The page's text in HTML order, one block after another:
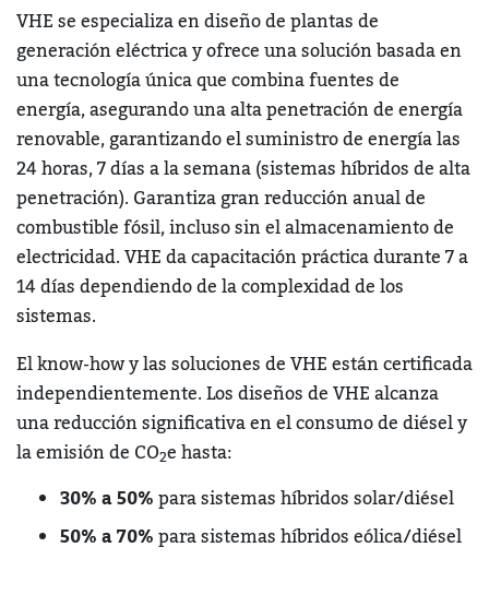
VHE se especializa en diseño de plantas de
generación eléctrica y ofrece una solución basada en
una tecnología única que combina fuentes de
energía, asegurando una alta penetración de energía
renovable, garantizando el suministro de energía las
24 horas, 7 días a la semana (sistemas híbridos de alta
penetración). Garantiza gran reducción anual de
combustible fósil, incluso sin el almacenamiento de
electricidad. VHE da capacitación práctica durante 7 a
14 días dependiendo de la complexidad de los
sistemas.
El know-how y las soluciones de VHE están certificada
independientemente. Los diseños de VHE alcanza
una reducción significativa en el consumo de diésel y
la emisión de CO2e hasta:
30% a 50%para sistemas híbridos solar/diésel
50% a 70%para sistemas híbridos eólica/diésel